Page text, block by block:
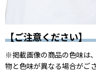
【ご注意ください】
※掲載画像の商品の色味は
物と色味が異なる場合がござ